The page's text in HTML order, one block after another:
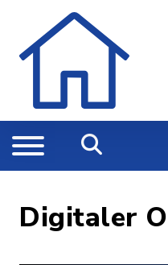
Digitaler